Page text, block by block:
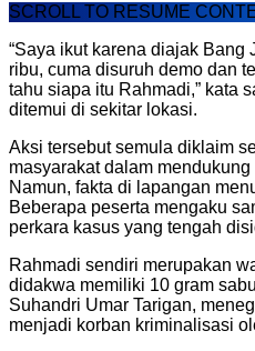
SCROLL TO RESUME
“Saya ikut karena diajak Bang
ribu, cuma disuruh demo dan
tahu siapa itu Rahmadi,” kata
ditemui di sekitar lokasi.
Aksi tersebut semula diklaim
masyarakat dalam
Namun, fakta di lapangan
Beberapa peserta mengaku
perkara kasus yang tengah
Rahmadi sendiri merupakan
didakwa memiliki 10 gram
Suhandri Umar Tarigan,
menjadi korban kriminalisasi